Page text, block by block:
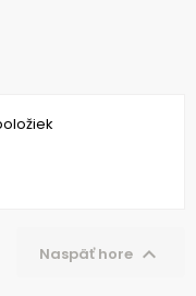
Naspäť hore 